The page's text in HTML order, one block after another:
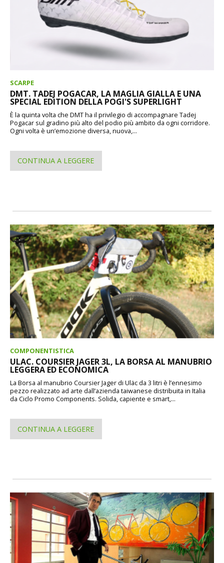
SCARPE
DMT. TADEJ POGACAR, LA MAGLIA GIALLA E UNA
SPECIAL EDITION DELLA POGI'S SUPERLIGHT
È la quinta volta che DMT ha il privilegio di accompagnare Tadej
Pogacar sul gradino più alto del podio più ambito da ogni corridore.
Ogni volta è un’emozione diversa, nuova,...
CONTINUA A LEGGERE
COMPONENTISTICA
ULAC. COURSIER JAGER 3L, LA BORSA AL MANUBRIO
LEGGERA ED ECONOMICA
La Borsa al manubrio Coursier Jager di Uläc da 3 litri è l’ennesimo
pezzo realizzato ad arte dall’azienda taiwanese distribuita in Italia
da Ciclo Promo Components. Solida, capiente e smart,...
CONTINUA A LEGGERE